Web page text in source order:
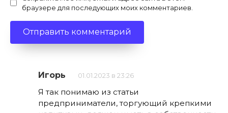
браузере для последующих моих комментариев.
Игорь 01.01.2023 в 23:26
Я так понимаю из статьи
предприниматели, торгующий крепкими